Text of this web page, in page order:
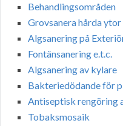
Behandlingsområden
Grovsanera hårda ytor
Algsanering på
Fontänsanering e.t.c.
Algsanering av kylare
Bakteriedödande för
Antiseptisk rengöring
Tobaksmosaik